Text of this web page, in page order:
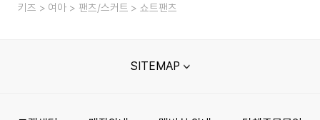
키즈 여아 팬츠/스커트 쇼트팬츠
SITEMAP